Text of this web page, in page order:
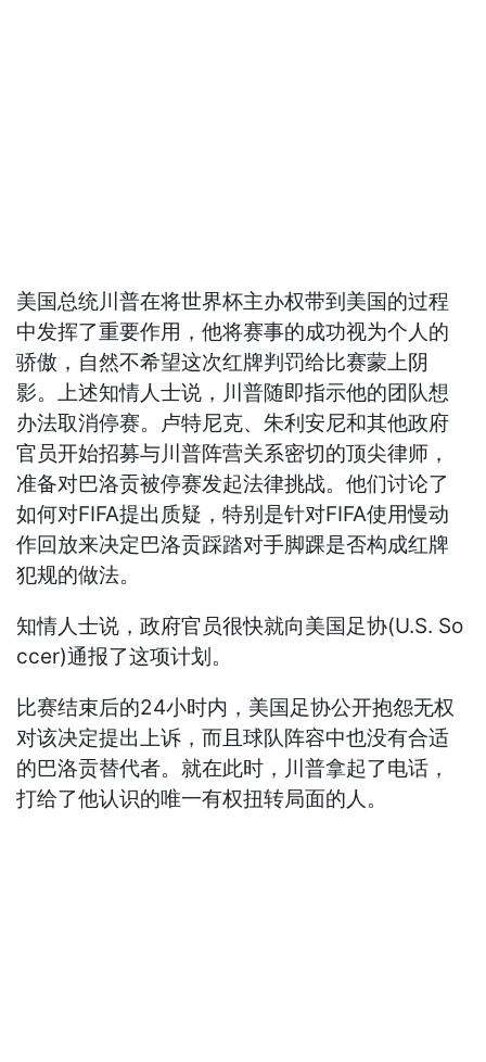
美国总统川普在将世界杯主办权带到美国的过程
中发挥了重要作用，他将赛事的成功视为个人的
骄傲，自然不希望这次红牌判罚给比赛蒙上阴
影。上述知情人士说，川普随即指示他的团队想
办法取消停赛。卢特尼克、朱利安尼和其他政府
官员开始招募与川普阵营关系密切的顶尖律师，
准备对巴洛贡被停赛发起法律挑战。他们讨论了
如何对FIFA提出质疑，特别是针对FIFA使用慢动
作回放来决定巴洛贡踩踏对手脚踝是否构成红牌
犯规的做法。
知情人士说，政府官员很快就向美国足协(U.S. So
ccer)通报了这项计划。
比赛结束后的24小时内，美国足协公开抱怨无权
对该决定提出上诉，而且球队阵容中也没有合适
的巴洛贡替代者。就在此时，川普拿起了电话，
打给了他认识的唯一有权扭转局面的人。